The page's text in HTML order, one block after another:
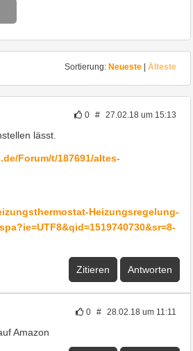
Sortierung: Neueste | Älteste
0 # 27.02.18 um 15:13
lässt.
Forum/t/187691/altes-
Heizungsregelung-
Zitieren Antworten
0 # 28.02.18 um 11:11
Amazon